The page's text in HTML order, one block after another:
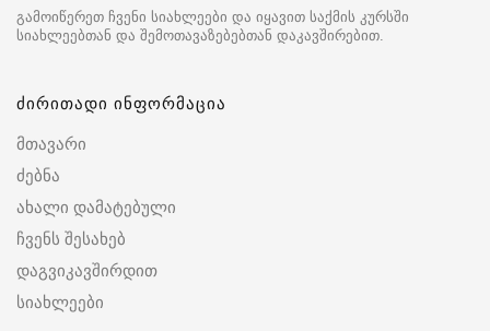
გამოიწერეთ ჩვენი სიახლეები და იყავით საქმის კურსში
სიახლეებთან და შემოთავაზებებთან დაკავშირებით.
ძირითადი ინფორმაცია
მთავარი
ძებნა
ახალი დამატებული
ჩვენს შესახებ
დაგვიკავშირდით
სიახლეები